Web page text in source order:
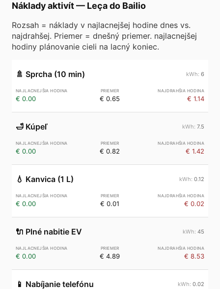
Náklady aktivít— Leça do Bailio
Rozsah = náklady v najlacnejšej hodine dnes vs.
najdrahšej. Priemer = dnešný priemer. najlacnejšej
hodiny plánovanie cieli na lacný koniec.
🚿 Sprcha (10 min) 6
€ 0.00 € 0.65 € 1.14
🛁 Kúpeľ 7.5
€ 0.00 € 0.82 € 1.42
💧 Kanvica (1 L) 0.12
€ 0.00 € 0.01 € 0.02
🔌 Plné nabitie EV 45
€ 0.00 € 4.89 € 8.53
📱 Nabíjanie telefónu 0.02